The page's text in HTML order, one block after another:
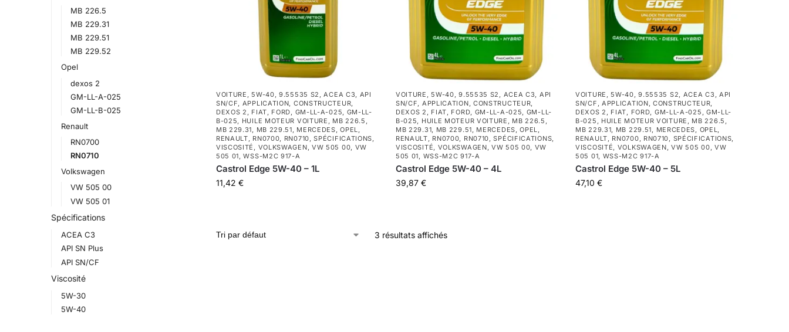
VOITURE ,5W-40,9.55535 S2 ,ACEA C3, API
SN/CF, APPLICATION, CONSTRUCTEUR,
DEXOS 2 , FIAT, FORD, GM-LL-A-025, GM-LL-
B-025, HUILE MOTEUR VOITURE , MB 226.5 ,
MB 229.31, MB 229.51, MERCEDES,OPEL,
RENAULT, RN0700, RN0710,SPÉCIFICATIONS,
VISCOSITÉ , VOLKSWAGEN, VW 505 00, VW
505 01,WSS-M2C 917-A
Castrol Edge 5W-40 – 1L
11,42 €
VOITURE ,5W-40,9.55535 S2 , ACEA C3, API
SN/CF, APPLICATION, CONSTRUCTEUR,
DEXOS 2 , FIAT, FORD, GM-LL-A-025, GM-LL-
B-025, HUILE MOTEUR VOITURE , MB 226.5 ,
MB 229.31, MB 229.51, MERCEDES,OPEL,
RENAULT, RN0700, RN0710,SPÉCIFICATIONS,
VISCOSITÉ, VOLKSWAGEN,VW 505 00, VW
505 01, WSS-M2C 917-A
Castrol Edge 5W-40 – 4L
39,87 €
VOITURE ,5W-40,9.55535 S2, ACEA C3 , API
SN/CF , APPLICATION,CONSTRUCTEUR,
DEXOS 2 , FIAT, FORD, GM-LL-A-025 , GM-LL-
B-025 , HUILE MOTEUR VOITURE , MB 226.5 ,
MB 229.31, MB 229.51, MERCEDES, OPEL,
RENAULT, RN0700, RN0710, SPÉCIFICATIONS,
VISCOSITÉ, VOLKSWAGEN,VW 505 00, VW
505 01, WSS-M2C 917-A
Castrol Edge 5W-40 – 5L
47,10€
3 résultats affichés
MB 226.5
MB 229.31
MB 229.51
MB 229.52
Opel
dexos 2
GM-LL-A-025
GM-LL-B-025
Renault
RN0700
RN0710
Volkswagen
VW 505 00
VW 505 01
Spécifications
ACEA C3
API SN Plus
API SN/CF
Viscosité
5W-30
5W-40